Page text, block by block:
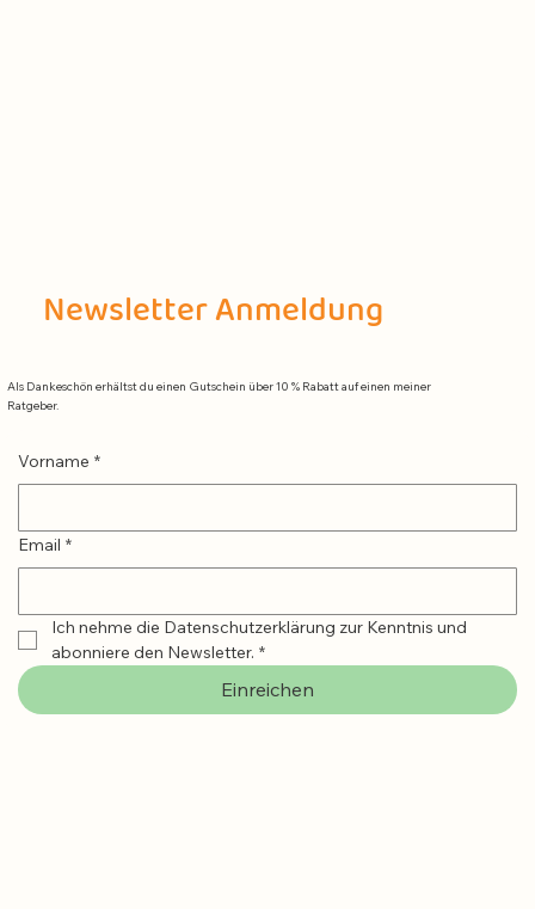
Newsletter Anmeldung
Als Dankeschön erhältst du einen Gutschein über 10 % Rabatt auf einen meiner
Ratgeber.
Vorname *
Email *
Ich nehme die Datenschutzerklärung zur Kenntnis und
abonniere den Newsletter. *
Einreichen